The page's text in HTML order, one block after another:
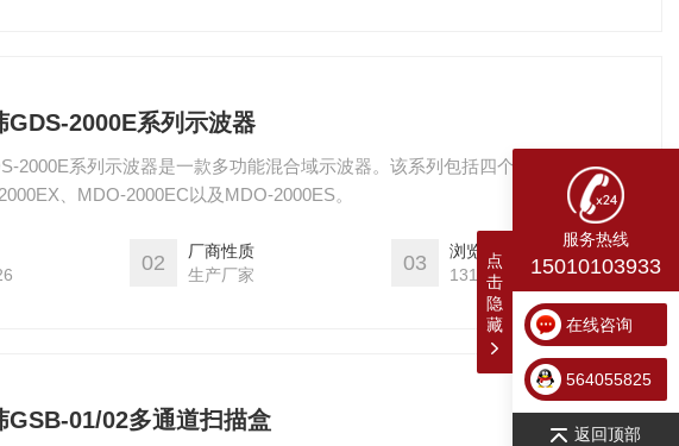
GDS-2000E系列示波器
2000E系列示波器是一款多功能混合域示波器。该系列包括四个型号: MDO-
、MDO-2000EC以及MDO-2000ES。
02
厂商性质
生产厂家
03
浏览量
1314
GSB-01/02多通道扫描盒
服务热线
15010103933
在线咨询
564055825
返回顶部
点
击
隐
藏